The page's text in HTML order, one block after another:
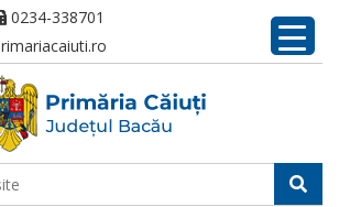
0234-338701